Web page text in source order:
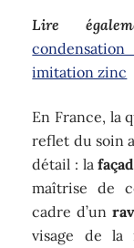
Lire
imitation zinc
En France, la
reflet du soin
détail : la
maîtrise de
cadre d’un
visage de la